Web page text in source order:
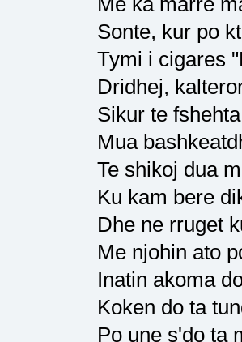
Sonte, kur po
Tymi i cigares
Dridhej,
Sikur te
Mua
Te shikoj dua
Ku kam bere
Dhe ne rruget
Me njohin ato
Inatin akoma
Koken do ta
Po une s'do ta